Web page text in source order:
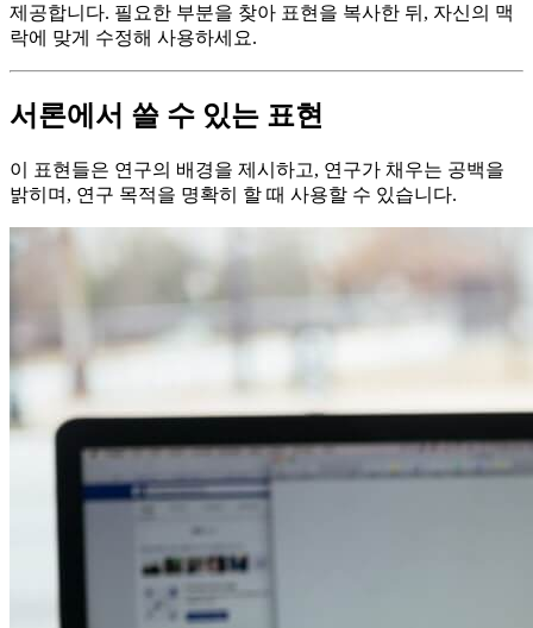
제공합니다. 필요한 부분을 찾아 표현을 복사한 뒤, 자신의 맥
락에 맞게 수정해 사용하세요.
서론에서 쓸 수 있는 표현
이 표현들은 연구의 배경을 제시하고, 연구가 채우는 공백을
밝히며, 연구 목적을 명확히 할 때 사용할 수 있습니다.